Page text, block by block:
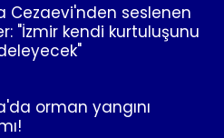
Cezaevi'nden seslenen
"İzmir kendi kurtuluşunu
orman yangını